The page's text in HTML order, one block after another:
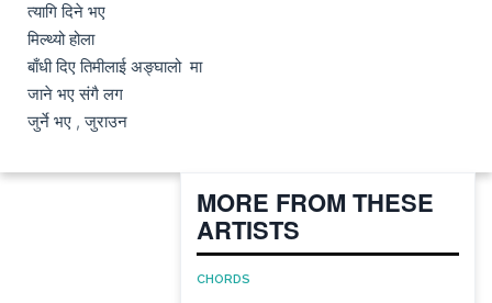
त्यागि दिने भए
मिल्थ्यो होला
बाँधी दिए तिमीलाई अङ्घालो  मा
जाने भए संगै लग
जुर्ने भए , जुराउन
MORE FROM THESE
ARTISTS
CHORDS